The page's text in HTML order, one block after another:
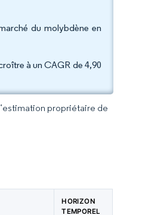
du molybdène en
à un CAGR de 4,90
propriétaire de
HORIZON
TEMPOREL